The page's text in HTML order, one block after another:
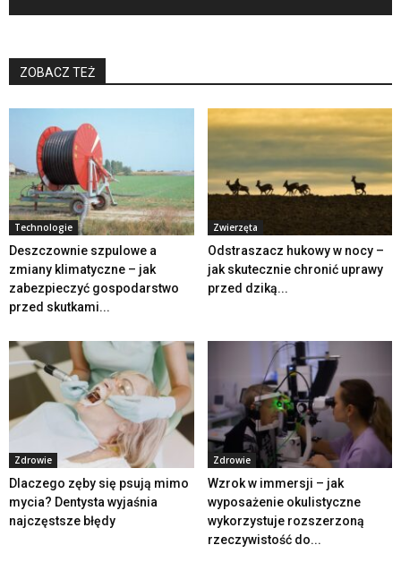
ZOBACZ TEŻ
Technologie
Deszczownie szpulowe a
zmiany klimatyczne – jak
zabezpieczyć gospodarstwo
przed skutkami...
Zwierzęta
Odstraszacz hukowy w nocy –
jak skutecznie chronić uprawy
przed dziką...
Zdrowie
Dlaczego zęby się psują mimo
mycia? Dentysta wyjaśnia
najczęstsze błędy
Zdrowie
Wzrok w immersji – jak
wyposażenie okulistyczne
wykorzystuje rozszerzoną
rzeczywistość do...